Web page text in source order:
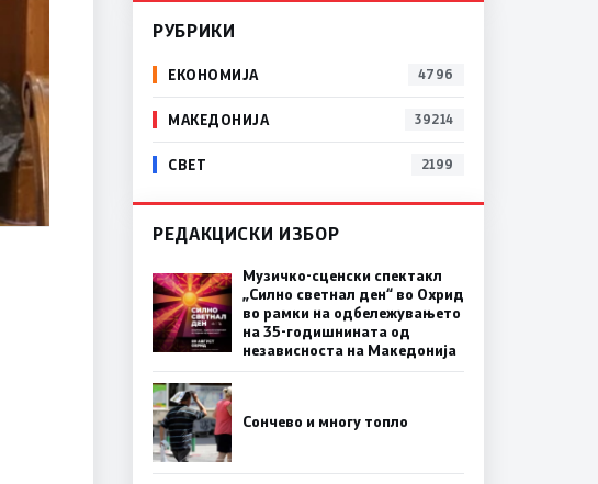
РУБРИКИ
ЕКОНОМИЈА 4796
МАКЕДОНИЈА 39214
СВЕТ 2199
РЕДАКЦИСКИ ИЗБОР
Музичко-сценски спектакл
„Силно светнал ден“ во Охрид
во рамки на одбележувањето
на 35-годишнината од
независноста на Македонија
Сончево и многу топло